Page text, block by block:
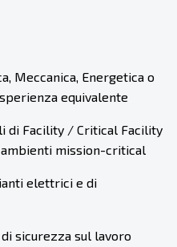
Meccanica, Energetica o
equivalente
di Facility / Critical Facility
ambienti mission-critical
elettrici e di
sicurezza sul lavoro